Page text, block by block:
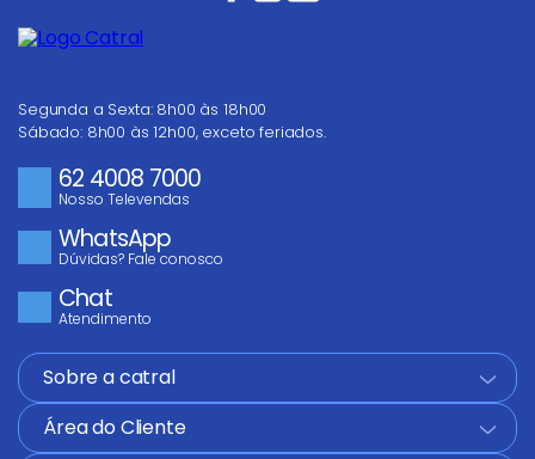
Segunda a Sexta: 8h00 às 18h00
Sábado: 8h00 às 12h00, exceto feriados.
62 4008 7000
Nosso Televendas
WhatsApp
Dúvidas? Fale conosco
Chat
Atendimento
Sobre a catral
+
Área do Cliente
+